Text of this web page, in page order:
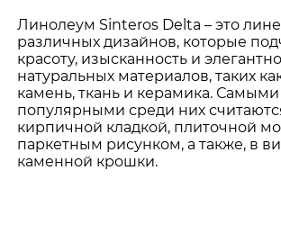
Линолеум Sinteros Delta – это
различных дизайнов, которые
красоту, изысканность и
натуральных материалов, таких
камень, ткань и керамика. Самыми
популярными среди них
кирпичной кладкой, плиточной
паркетным рисунком, а также, в
каменной крошки.